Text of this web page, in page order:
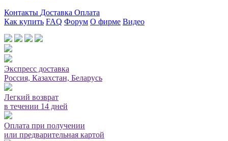
Контакты Доставка Оплата
Как купить FAQ Форум О фирме Видео
Экспресс доставка
Россия, Казахстан, Беларусь
Легкий возврат
в течении 14 дней
Оплата при получении
или предварительная картой